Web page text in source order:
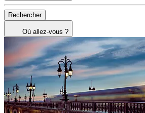
Rechercher
Où allez-vous ?